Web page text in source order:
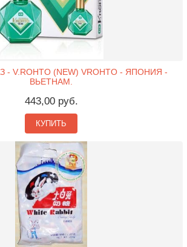
- V.ROHTO (NEW) VROHTO - ЯПОНИЯ -
ВЬЕТНАМ.
443,00 руб.
КУПИТЬ